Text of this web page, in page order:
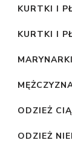
KURTKI I
KURTKI I
ODZIEŻ
ODZIEŻ